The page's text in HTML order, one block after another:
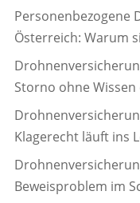
Personenbezogene
Österreich: Warum
Storno ohne
Klagerecht läuft ins
Beweisproblem im